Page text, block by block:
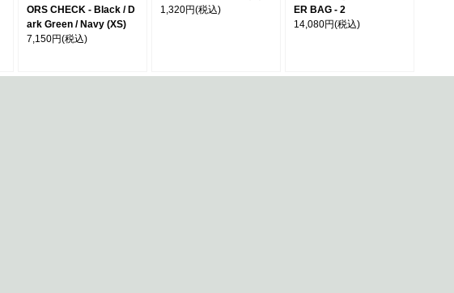
ORS CHECK - Black / D
ark Green / Navy (XS)
7,150円(税込)
1,320円(税込)
ER BAG - 2
14,080円(税込)